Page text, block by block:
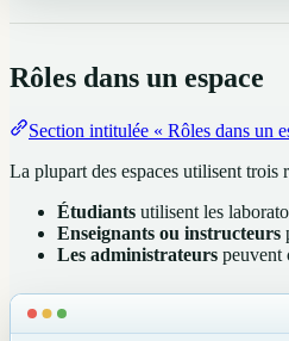
Rôles dans un espace
Section intitulée « Rôles dans un
La plupart des espaces utilisent trois
Étudiants utilisent les
Enseignants ou instructeurs
Les administrateurs peuvent